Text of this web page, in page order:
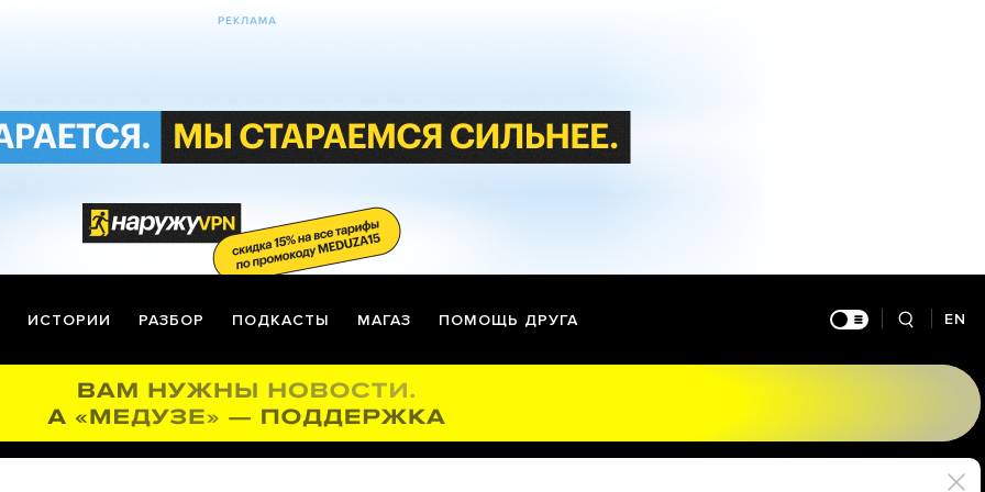
ИСТОРИИ РАЗБОР ПОДКАСТЫ МАГАЗ ПОМОЩЬ ДРУГА EN